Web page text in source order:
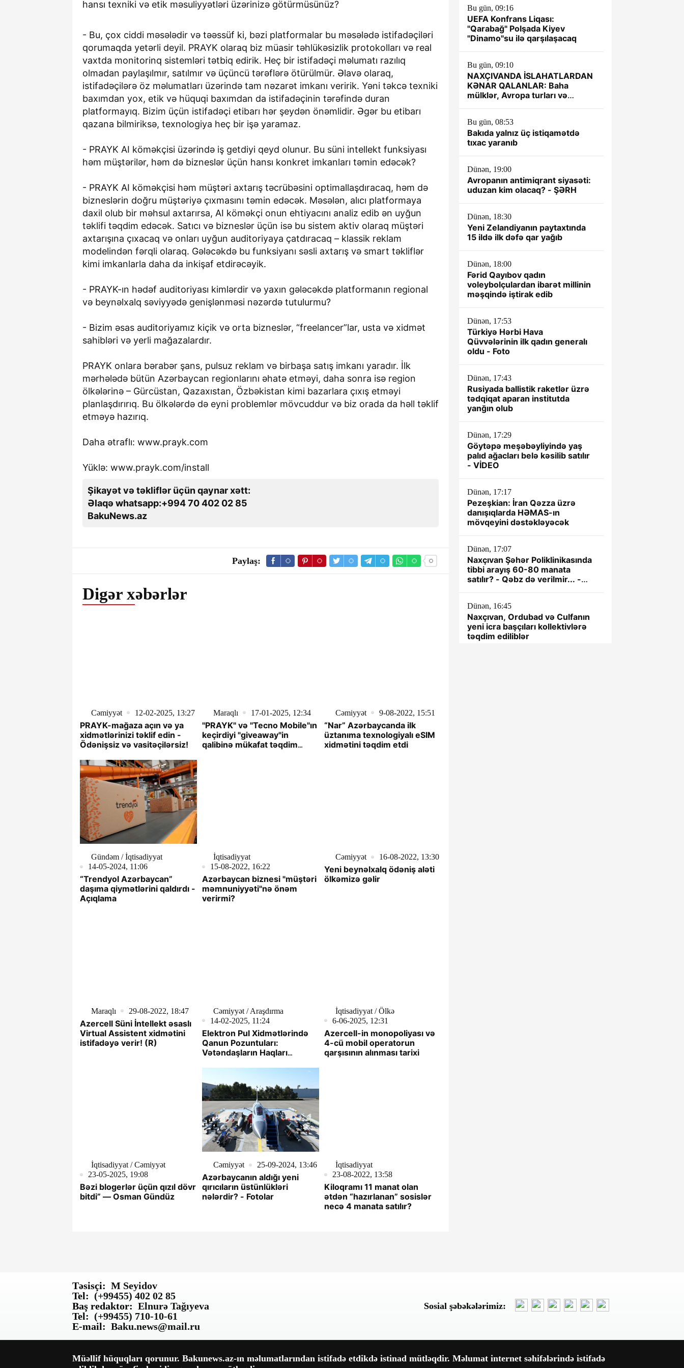
hansı texniki və etik məsuliyyətləri üzərinizə götürmüsünüz?
- Bu, çox ciddi məsələdir və təəssüf ki, bəzi platformalar bu məsələdə istifadəçiləri
qorumaqda yetərli deyil. PRAYK olaraq biz müasir təhlükəsizlik protokolları və real
vaxtda monitorinq sistemləri tətbiq edirik. Heç bir istifadəçi məlumatı razılıq
olmadan paylaşılmır, satılmır və üçüncü tərəflərə ötürülmür. Əlavə olaraq,
istifadəçilərə öz məlumatları üzərində tam nəzarət imkanı veririk. Yəni təkcə texniki
baxımdan yox, etik və hüquqi baxımdan da istifadəçinin tərəfində duran
platformayıq. Bizim üçün istifadəçi etibarı hər şeydən önəmlidir. Əgər bu etibarı
qazana bilmiriksə, texnologiya heç bir işə yaramaz.
- PRAYK AI köməkçisi üzərində iş getdiyi qeyd olunur. Bu süni intellekt funksiyası
həm müştərilər, həm də bizneslər üçün hansı konkret imkanları təmin edəcək?
- PRAYK AI köməkçisi həm müştəri axtarış təcrübəsini optimallaşdıracaq, həm də
bizneslərin doğru müştəriyə çıxmasını təmin edəcək. Məsələn, alıcı platformaya
daxil olub bir məhsul axtarırsa, AI köməkçi onun ehtiyacını analiz edib ən uyğun
təklifi təqdim edəcək. Satıcı və bizneslər üçün isə bu sistem aktiv olaraq müştəri
axtarışına çıxacaq və onları uyğun auditoriyaya çatdıracaq – klassik reklam
modelindən fərqli olaraq. Gələcəkdə bu funksiyanı səsli axtarış və smart təkliflər
kimi imkanlarla daha da inkişaf etdirəcəyik.
- PRAYK-ın hədəf auditoriyası kimlərdir və yaxın gələcəkdə platformanın regional
və beynəlxalq səviyyədə genişlənməsi nəzərdə tutulurmu?
- Bizim əsas auditoriyamız kiçik və orta bizneslər, “freelancer”lar, usta və xidmət
sahibləri və yerli mağazalardır.
PRAYK onlara bərabər şans, pulsuz reklam və birbaşa satış imkanı yaradır. İlk
mərhələdə bütün Azərbaycan regionlarını əhatə etməyi, daha sonra isə region
ölkələrinə – Gürcüstan, Qazaxıstan, Özbəkistan kimi bazarlara çıxış etməyi
planlaşdırırıq. Bu ölkələrdə də eyni problemlər mövcuddur və biz orada da həll təklif
etməyə hazırıq.
Daha ətraflı: www.prayk.com
Yüklə: www.prayk.com/install
Şikayət və təkliflər üçün qaynar xətt:
Əlaqə whatsapp:+994 70 402 02 85
BakuNews.az
Paylaş:
Digər xəbərlər
Cəmiyyət 12-02-2025, 13:27
PRAYK-mağaza açın və ya
xidmətlərinizi təklif edin -
Ödənişsiz və vasitəçilərsiz!
Maraqlı 17-01-2025, 12:34
"PRAYK" və "Tecno Mobile"ın
keçirdiyi "giveaway"in
qalibinə mükafat təqdim
Cəmiyyət 9-08-2022, 15:51
“Nar” Azərbaycanda ilk
üztanıma texnologiyalı eSIM
xidmətini təqdim etdi
Gündəm / İqtisadiyyat
14-05-2024, 11:06
“Trendyol Azərbaycan”
daşıma qiymətlərini qaldırdı -
Açıqlama
İqtisadiyyat
15-08-2022, 16:22
Azərbaycan biznesi "müştəri
məmnuniyyəti"nə önəm
verirmi?
Cəmiyyət 16-08-2022, 13:30
Yeni beynəlxalq ödəniş aləti
ölkəmizə gəlir
Maraqlı 29-08-2022, 18:47
Azercell Süni İntellekt əsaslı
Virtual Assistent xidmətini
istifadəyə verir! (R)
Cəmiyyət / Araşdırma
14-02-2025, 11:24
Elektron Pul Xidmətlərində
Qanun Pozuntuları:
Vətəndaşların Haqları
İqtisadiyyat / Ölkə
6-06-2025, 12:31
Azercell-in monopoliyası və
4-cü mobil operatorun
qarşısının alınması tarixi
İqtisadiyyat / Cəmiyyət
23-05-2025, 19:08
Bəzi blogerlər üçün qızıl dövr
bitdi” — Osman Gündüz
Cəmiyyət 25-09-2024, 13:46
Azərbaycanın aldığı yeni
qırıcıların üstünlükləri
nələrdir? - Fotolar
İqtisadiyyat
23-08-2022, 13:58
Kiloqramı 11 manat olan
ətdən “hazırlanan” sosislər
necə 4 manata satılır?
Bu gün, 09:16
UEFA Konfrans Liqası:
"Qarabağ" Polşada Kiyev
"Dinamo"su ilə qarşılaşacaq
Bu gün, 09:10
NAXÇIVANDA İSLAHATLARDAN
KƏNAR QALANLAR: Baha
mülklər, Avropa turları və
Bu gün, 08:53
Bakıda yalnız üç istiqamətdə
tıxac yaranıb
Dünən, 19:00
Avropanın antimiqrant siyasəti:
uduzan kim olacaq? - ŞƏRH
Dünən, 18:30
Yeni Zelandiyanın paytaxtında
15 ildə ilk dəfə qar yağıb
Dünən, 18:00
Fərid Qayıbov qadın
voleybolçulardan ibarət millinin
məşqində iştirak edib
Dünən, 17:53
Türkiyə Hərbi Hava
Qüvvələrinin ilk qadın generalı
oldu - Foto
Dünən, 17:43
Rusiyada ballistik raketlər üzrə
tədqiqat aparan institutda
yanğın olub
Dünən, 17:29
Göytəpə meşəbəyliyində yaş
palıd ağacları belə kəsilib satılır
- VİDEO
Dünən, 17:17
Pezeşkian: İran Qəzza üzrə
danışıqlarda HƏMAS-ın
mövqeyini dəstəkləyəcək
Dünən, 17:07
Naxçıvan Şəhər Poliklinikasında
tibbi arayış 60-80 manata
satılır? - Qəbz də verilmir... -
Dünən, 16:45
Naxçıvan, Ordubad və Culfanın
yeni icra başçıları kollektivlərə
təqdim ediliblər
milyonlar bir mənbədən
var...
Təsisçi: M Seyidov
Tel: (+99455) 402 02 85
Baş redaktor: Elnurə Tağıyeva
Tel: (+99455) 710-10-61
E-mail: Baku.news@mail.ru
Sosial şəbəkələrimiz:
Müəllif hüquqları qorunur. Bakunews.az-ın məlumatlarından istifadə etdikdə istinad mütləqdir. Məlumat internet səhifələrində istifadə